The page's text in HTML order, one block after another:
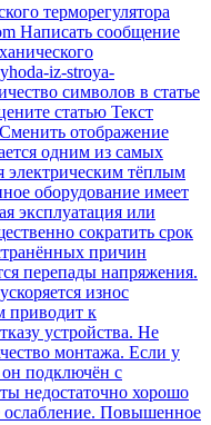
терморегулятора
Написать сообщение
iz-stroya-
символов в статье
статью Текст
отображение
одним из самых
электрическим тёплым
оборудование имеет
эксплуатация или
сократить срок
причин
перепады напряжения.
износ
приводит к
устройства. Не
монтажа. Если у
он подключён с
недостаточно хорошо
ослабление. Повышенное